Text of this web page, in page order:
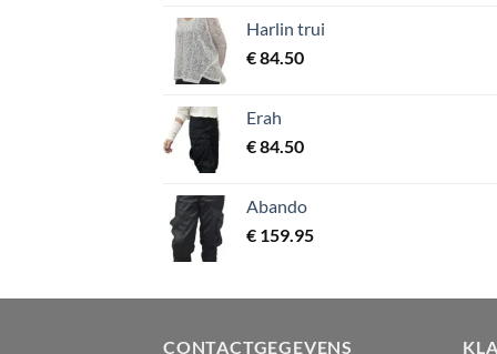
Harlin trui
€84.50
Erah
€84.50
Abando
€ 159.95
CONTACTGEGEVENS